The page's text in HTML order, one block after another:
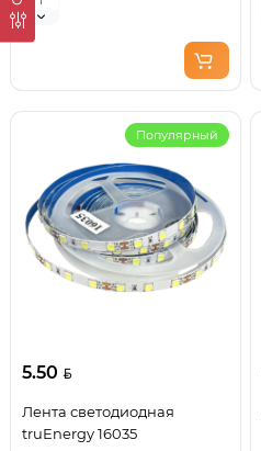
Популярный
5.50
Лента светодиодная
truEnergy 16035